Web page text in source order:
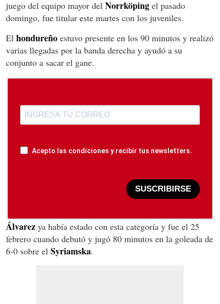
juego del equipo mayor del Norrköping el pasado
domingo, fue titular este martes con los juveniles.
El hondureño estuvo presente en los 90 minutos y realizó
varias llegadas por la banda derecha y ayudó a su
conjunto a sacar el gane.
Acepto las condiciones y recibir tus newsletters.
SUSCRIBIRSE
Álvarez ya había estado con esta categoría y fue el 25
febrero cuando debutó y jugó 80 minutos en la goleada de
6-0 sobre el Syriamska.